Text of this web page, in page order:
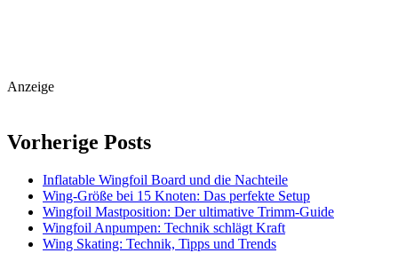
Anzeige
Vorherige Posts
Inflatable Wingfoil Board und die Nachteile
Wing-Größe bei 15 Knoten: Das perfekte Setup
Wingfoil Mastposition: Der ultimative Trimm-Guide
Wingfoil Anpumpen: Technik schlägt Kraft
Wing Skating: Technik, Tipps und Trends